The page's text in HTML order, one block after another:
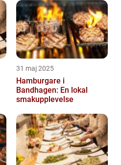
31 maj 2025
Hamburgare i
Bandhagen: En lokal
smakupplevelse